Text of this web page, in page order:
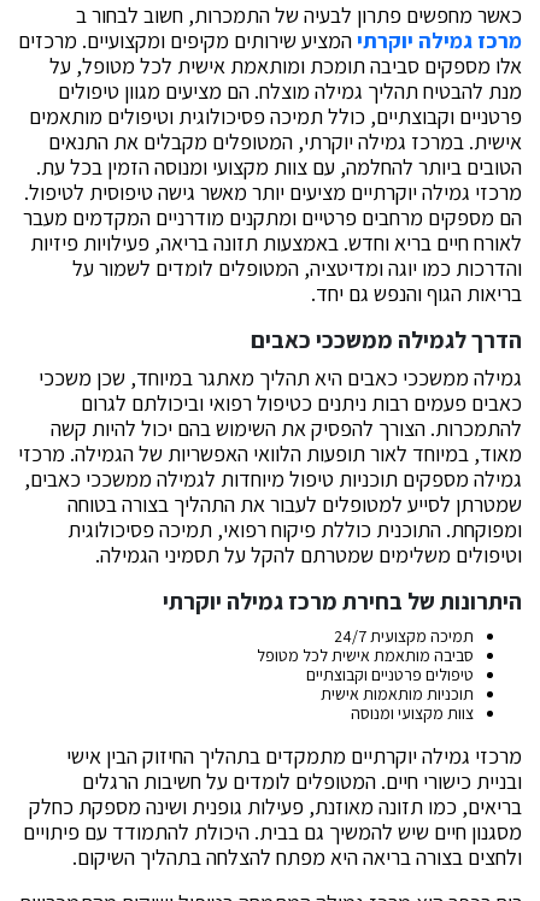
כאשר מחפשים פתרון לבעיה של התמכרות, חשוב לבחור ב
מרכז גמילה יוקרתיהמציע שירותים מקיפים ומקצועיים. מרכזים
אלו מספקים סביבה תומכת ומותאמת אישית לכל מטופל, על
מנת להבטיח תהליך גמילה מוצלח. הם מציעים מגוון טיפולים
פרטניים וקבוצתיים, כולל תמיכה פסיכולוגית וטיפולים מותאמים
אישית. במרכז גמילה יוקרתי, המטופלים מקבלים את התנאים
הטובים ביותר להחלמה, עם צוות מקצועי ומנוסה הזמין בכל עת.
מרכזי גמילה יוקרתיים מציעים יותר מאשר גישה טיפוסית לטיפול.
הם מספקים מרחבים פרטיים ומתקנים מודרניים המקדמים מעבר
לאורח חיים בריא וחדש. באמצעות תזונה בריאה, פעילויות פיזיות
והדרכות כמו יוגה ומדיטציה, המטופלים לומדים לשמור על
בריאות הגוף והנפש גם יחד.
הדרך לגמילה ממשככי כאבים
גמילה ממשככי כאבים היא תהליך מאתגר במיוחד, שכן משככי
כאבים פעמים רבות ניתנים כטיפול רפואי וביכולתם לגרום
להתמכרות. הצורך להפסיק את השימוש בהם יכול להיות קשה
מאוד, במיוחד לאור תופעות הלוואי האפשריות של הגמילה. מרכזי
גמילה מספקים תוכניות טיפול מיוחדות לגמילה ממשככי כאבים,
שמטרתן לסייע למטופלים לעבור את התהליך בצורה בטוחה
ומפוקחת. התוכנית כוללת פיקוח רפואי, תמיכה פסיכולוגית
וטיפולים משלימים שמטרתם להקל על תסמיני הגמילה.
היתרונות של בחירת מרכז גמילה יוקרתי
תמיכה מקצועית 24/7
סביבה מותאמת אישית לכל מטופל
טיפולים פרטניים וקבוצתיים
תוכניות מותאמות אישית
צוות מקצועי ומנוסה
מרכזי גמילה יוקרתיים מתמקדים בתהליך החיזוק הבין אישי
ובניית כישורי חיים. המטופלים לומדים על חשיבות הרגלים
בריאים, כמו תזונה מאוזנת, פעילות גופנית ושינה מספקת כחלק
מסגנון חיים שיש להמשיך גם בבית. היכולת להתמודד עם פיתויים
ולחצים בצורה בריאה היא מפתח להצלחה בתהליך השיקום.